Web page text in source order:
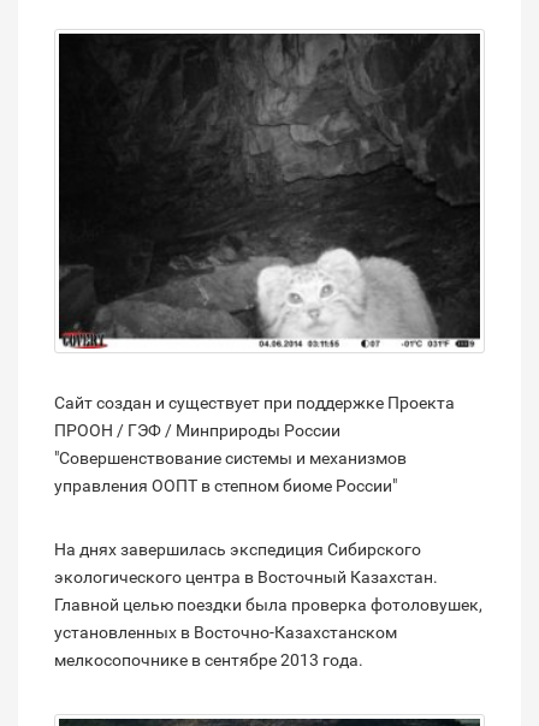
Сайт создан и существует при поддержке Проекта
ПРООН / ГЭФ / Минприроды России
"Совершенствование системы и механизмов
управления ООПТ в степном биоме России"
На днях завершилась экспедиция Сибирского
экологического центра в Восточный Казахстан.
Главной целью поездки была проверка фотоловушек,
установленных в Восточно-Казахстанском
мелкосопочнике в сентябре 2013 года.